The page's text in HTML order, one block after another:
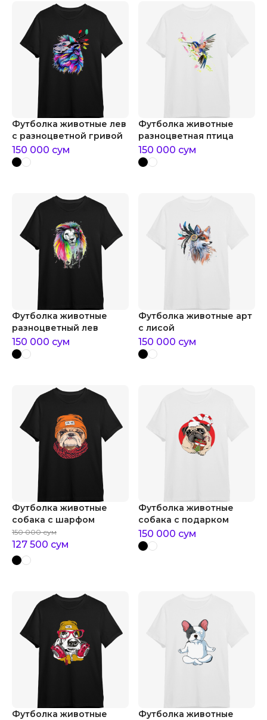
Футболка животные лев
с разноцветной гривой
150 000 сум
Футболка животные
разноцветная птица
150 000 сум
Футболка животные
разноцветный лев
150 000 сум
Футболка животные арт
с лисой
150 000 сум
Футболка животные
собака с шарфом
150 000 сум
127 500 сум
Футболка животные
собака с подарком
150 000 сум
Футболка животные
Футболка животные